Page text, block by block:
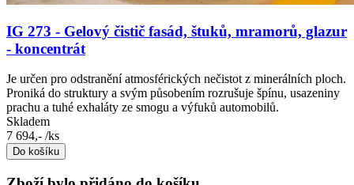
IG 273 - Gelový čistič fasád, štuků, mramorů, glazur
- koncentrát
Je určen pro odstranění atmosférických nečistot z minerálních ploch.
Proniká do struktury a svým působením rozrušuje špínu, usazeniny
prachu a tuhé exhaláty ze smogu a výfuků automobilů.
Skladem
7 694,- /ks
Do košíku